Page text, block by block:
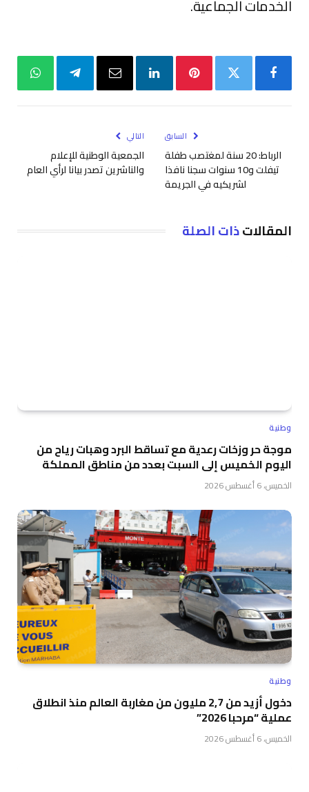
الخدمات الجماعية.
لينكدإن البريد
السابق
الرباط: 20 سنة لمغتصب طفلة
تيفلت و10 سنوات سجنا نافذا
لشريكيه في الجريمة
التالي
الجمعية الوطنية للإعلام
والناشرين تصدر بيانا لرأي العام
المقالاتذات الصلة
وطنية
موجة حر وزخات رعدية مع تساقط البرد وهبات رياح من
اليوم الخميس إلى السبت بعدد من مناطق المملكة
الخميس، 6 أغسطس 2026
وطنية
دخول أزيد من 2,7 مليون من مغاربة العالم منذ انطلاق
عملية “مرحبا 2026”
الخميس، 6 أغسطس 2026